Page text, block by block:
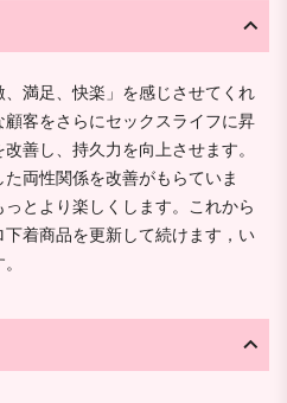
満足、快楽」を感じさせてくれ
客をさらにセックスライフに昇
善し、持久力を向上させます。
両性関係を改善がもらていま
とより楽しくします。これから
着商品を更新して続けます，い